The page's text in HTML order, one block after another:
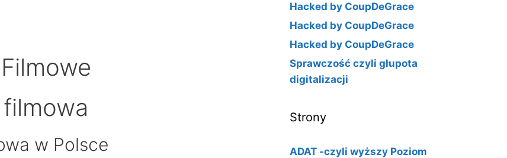
filmowa
w Polsce
Hacked by CoupDeGrace
Hacked by CoupDeGrace
Hacked by CoupDeGrace
Sprawczość czyli głupota
digitalizacji
Strony
ADAT -czyli wyższy Poziom